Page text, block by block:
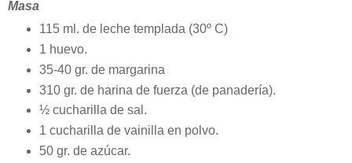
Masa
115 ml. de leche templada (30º C)
1 huevo.
35-40 gr. de margarina
310 gr. de harina de fuerza (de panadería).
½ cucharilla de sal.
1 cucharilla de vainilla en polvo.
50 gr. de azúcar.